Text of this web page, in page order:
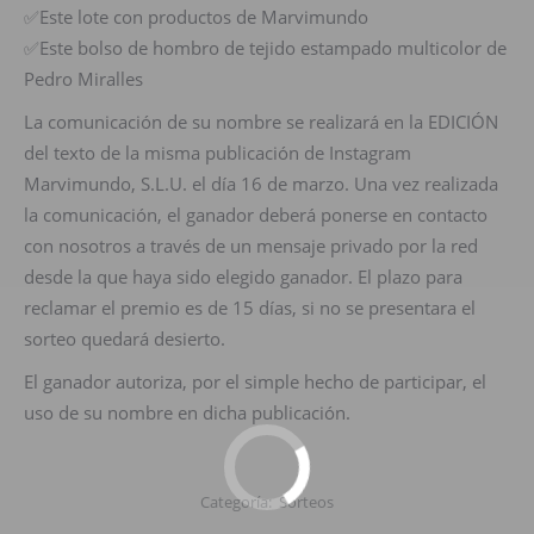
✅Este lote con productos de Marvimundo
✅Este bolso de hombro de tejido estampado multicolor de
Pedro Miralles
La comunicación de su nombre se realizará en la EDICIÓN
del texto de la misma publicación de Instagram
Marvimundo, S.L.U. el día 16 de marzo. Una vez realizada
la comunicación, el ganador deberá ponerse en contacto
con nosotros a través de un mensaje privado por la red
desde la que haya sido elegido ganador. El plazo para
reclamar el premio es de 15 días, si no se presentara el
sorteo quedará desierto.
El ganador autoriza, por el simple hecho de participar, el
uso de su nombre en dicha publicación.
Categoría:Sorteos